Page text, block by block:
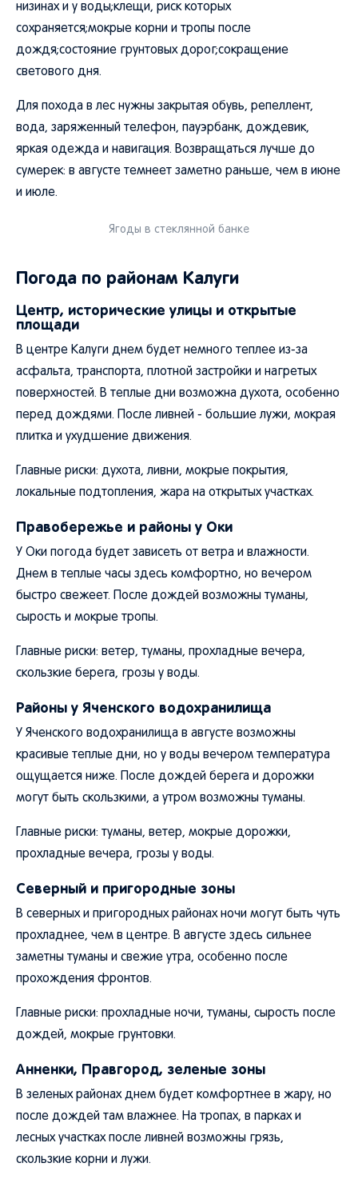
низинах и у воды;клещи, риск которых
сохраняется;мокрые корни и тропы после
дождя;состояние грунтовых дорог;сокращение
светового дня.
Для похода в лес нужны закрытая обувь, репеллент,
вода, заряженный телефон, пауэрбанк, дождевик,
яркая одежда и навигация. Возвращаться лучше до
сумерек: в августе темнеет заметно раньше, чем в июне
и июле.
Ягоды в стеклянной банке
Погода по районам Калуги
Центр, исторические улицы и открытые
площади
В центре Калуги днем будет немного теплее из-за
асфальта, транспорта, плотной застройки и нагретых
поверхностей. В теплые дни возможна духота, особенно
перед дождями. После ливней - большие лужи, мокрая
плитка и ухудшение движения.
Главные риски: духота, ливни, мокрые покрытия,
локальные подтопления, жара на открытых участках.
Правобережье и районы у Оки
У Оки погода будет зависеть от ветра и влажности.
Днем в теплые часы здесь комфортно, но вечером
быстро свежеет. После дождей возможны туманы,
сырость и мокрые тропы.
Главные риски: ветер, туманы, прохладные вечера,
скользкие берега, грозы у воды.
Районы у Яченского водохранилища
У Яченского водохранилища в августе возможны
красивые теплые дни, но у воды вечером температура
ощущается ниже. После дождей берега и дорожки
могут быть скользкими, а утром возможны туманы.
Главные риски: туманы, ветер, мокрые дорожки,
прохладные вечера, грозы у воды.
Северный и пригородные зоны
В северных и пригородных районах ночи могут быть чуть
прохладнее, чем в центре. В августе здесь сильнее
заметны туманы и свежие утра, особенно после
прохождения фронтов.
Главные риски: прохладные ночи, туманы, сырость после
дождей, мокрые грунтовки.
Анненки, Правгород, зеленые зоны
В зеленых районах днем будет комфортнее в жару, но
после дождей там влажнее. На тропах, в парках и
лесных участках после ливней возможны грязь,
скользкие корни и лужи.